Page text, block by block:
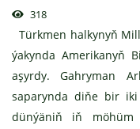
318
Türkmen halkynyň
ýakynda Amerikanyň
aşyrdy. Gahryman
saparynda diňe bir iki
dünýäniň iň möhüm